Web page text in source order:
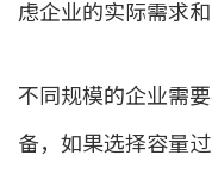
虑企业的实际需求和
不同规模的企业需
备，如果选择容量